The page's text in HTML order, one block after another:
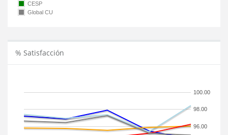
CESP
Global CU
% Satisfacción
96.00
98.00
100.00